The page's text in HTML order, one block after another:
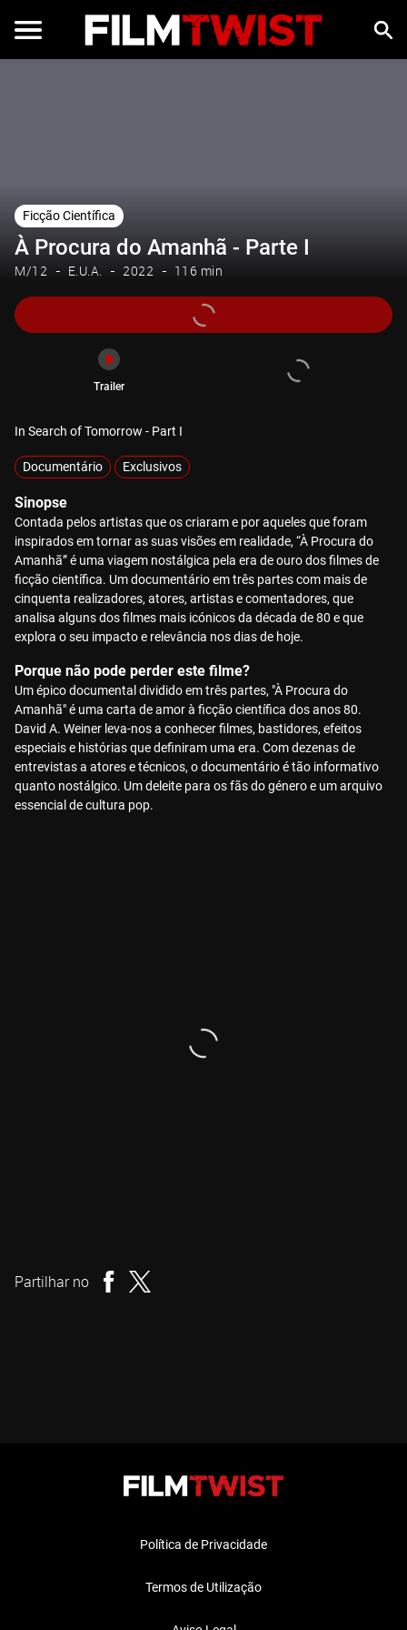
Ficção Científica
À Procura do Amanhã - Parte I
M/12 E.U.A. 2022 116 min
Trailer
In Search of Tomorrow - Part I
Documentário Exclusivos
Sinopse
Contada pelos artistas que os criaram e por aqueles que foram
inspirados em tornar as suas visões em realidade, “À Procura do
Amanhã” é uma viagem nostálgica pela era de ouro dos filmes de
ficção científica. Um documentário em três partes com mais de
cinquenta realizadores, atores, artistas e comentadores, que
analisa alguns dos filmes mais icónicos da década de 80 e que
explora o seu impacto e relevância nos dias de hoje.
Porque não pode perder este filme?
Um épico documental dividido em três partes, "À Procura do
Amanhã" é uma carta de amor à ficção científica dos anos 80.
David A. Weiner leva-nos a conhecer filmes, bastidores, efeitos
especiais e histórias que definiram uma era. Com dezenas de
entrevistas a atores e técnicos, o documentário é tão informativo
quanto nostálgico. Um deleite para os fãs do género e um arquivo
essencial de cultura pop.
Partilhar no
Política de Privacidade
Termos de Utilização